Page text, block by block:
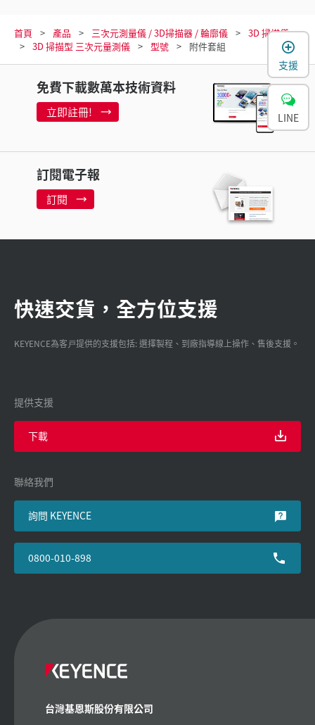
首頁 產品 三次元測量儀 / 3D掃描器 / 輪廓儀
3D 掃描儀
3D 掃描型 三次元量測儀
型號 附件套組
免費下載數萬本技術資料
立即註冊!
訂閱電子報
訂閱
快速交貨，全方位支援
KEYENCE為客戸提供的支援包括: 選擇製程、到廠指導線上操作、售後支援。
提供支援
下載
聯絡我們
詢問 KEYENCE
0800-010-898
台灣基恩斯股份有限公司
支援
LINE